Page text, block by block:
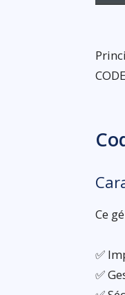
Ce
✅
✅